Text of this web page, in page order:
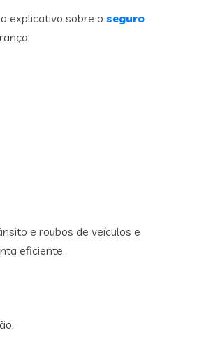
explicativo sobre o seguro
e roubos de veículos e
eficiente.